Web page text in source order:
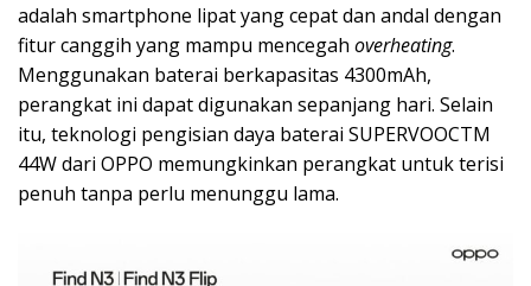
adalah smartphone lipat yang cepat dan andal dengan
fitur canggih yang mampu mencegah overheating.
Menggunakan baterai berkapasitas 4300mAh,
perangkat ini dapat digunakan sepanjang hari. Selain
itu, teknologi pengisian daya baterai SUPERVOOCTM
44W dari OPPO memungkinkan perangkat untuk terisi
penuh tanpa perlu menunggu lama.